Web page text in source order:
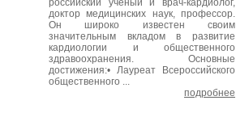
российский учёный и врач-кардиолог,
доктор медицинских наук, профессор.
Он широко известен своим
значительным вкладом в развитие
кардиологии и общественного
здравоохранения. Основные
достижения:• Лауреат Всероссийского
общественного ...
подробнее